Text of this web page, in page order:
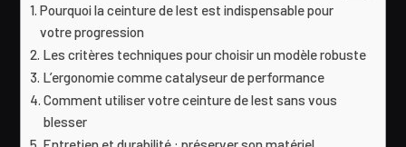
Pourquoi la ceinture de lest est indispensable pour
votre progression
Les critères techniques pour choisir un modèle robuste
L’ergonomie comme catalyseur de performance
Comment utiliser votre ceinture de lest sans vous
blesser